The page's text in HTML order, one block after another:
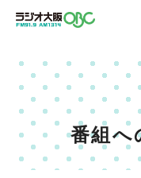
番組へ